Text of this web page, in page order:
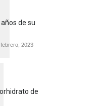
de su
febrero, 2023
de